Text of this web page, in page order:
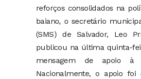
reforços consolidados na
baiano, o secretário
(SMS) de Salvador, Leo
publicou na última quinta-
mensagem de apoio à
Nacionalmente, o apoio foi